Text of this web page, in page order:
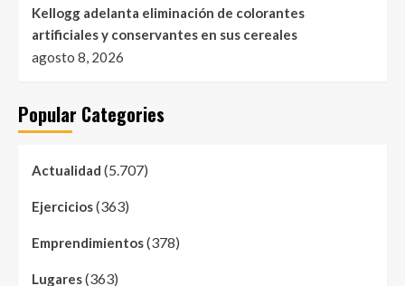
Kellogg adelanta eliminación de colorantes
artificiales y conservantes en sus cereales
agosto 8, 2026
Popular Categories
Actualidad (5.707)
Ejercicios(363)
Emprendimientos(378)
Lugares(363)